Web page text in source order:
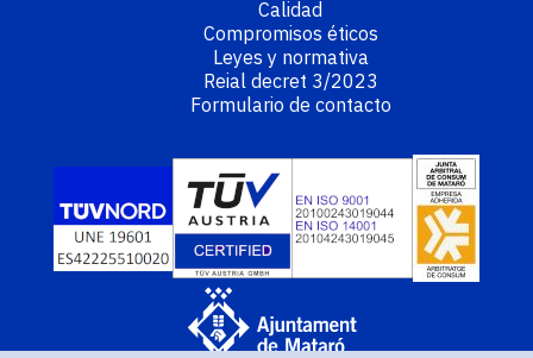
Calidad
Compromisos éticos
Leyes y normativa
Reial decret 3/2023
Formulario de contacto